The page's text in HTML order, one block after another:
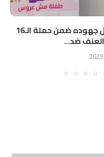
مركز الدراسات النسوية يواصل جهوده ضمن حملة الـ16
ضد...